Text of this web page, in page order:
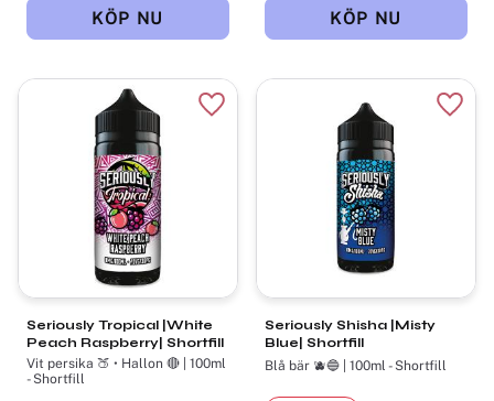
Seriously Tropical |White
Peach Raspberry| Shortfill
Vit persika 🍑 • Hallon 🔴 | 100ml
- Shortfill
Lägg till i favoriter
Seriously Shisha |Misty
Blue| Shortfill
Blå bär 🫐🔵 | 100ml - Shortfill